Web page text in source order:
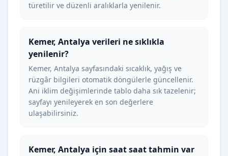
türetilir ve düzenli aralıklarla yenilenir.
Kemer, Antalya verileri ne sıklıkla
yenilenir?
Kemer, Antalya sayfasındaki sıcaklık, yağış ve
rüzgâr bilgileri otomatik döngülerle güncellenir.
Ani iklim değişimlerinde tablo daha sık tazelenir;
sayfayı yenileyerek en son değerlere
ulaşabilirsiniz.
Kemer, Antalya için saat saat tahmin var